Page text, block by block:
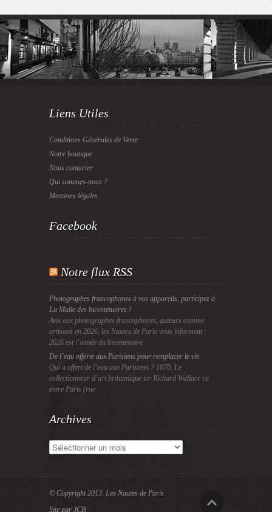
Liens Utiles
Conditions Générales de Vente
Notre boutique
Nous contacter
Qui sommes-nous ?
Mentions légales
Facebook
Notre flux RSS
Photographes francophones à vos appareils, participez à
La Malle des bicentenaires !
Avis aux photographes francophones, auteurs comme
artisans en 2026, les Nautes de Paris vous informent :
2026 est l’année du bicentenaire
De l’eau offerte aux Parisiens pour remplacer le vin
Qui a offert de l’eau aux Parisiens ? 1870, Le
collectionneur d’art britannique sir Richard Wallace vit
entre Paris (rue
Archives
Archives
© Copyright 2013. Les Nautes de Paris
Site par JCB